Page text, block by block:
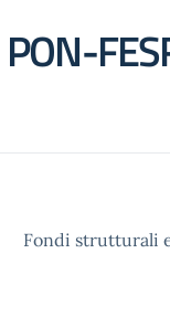
PON-
Fondi strutturali